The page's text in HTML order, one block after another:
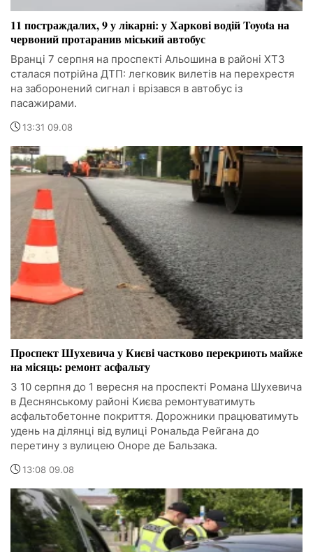
11 постраждалих, 9 у лікарні: у Харкові водій Toyota на
червоний протаранив міський автобус
Вранці 7 серпня на проспекті Альошина в районі ХТЗ
сталася потрійна ДТП: легковик вилетів на перехрестя
на заборонений сигнал і врізався в автобус із
пасажирами.
13:31 09.08
Проспект Шухевича у Києві частково перекриють майже
на місяць: ремонт асфальту
З 10 серпня до 1 вересня на проспекті Романа Шухевича
в Деснянському районі Києва ремонтуватимуть
асфальтобетонне покриття. Дорожники працюватимуть
удень на ділянці від вулиці Рональда Рейгана до
перетину з вулицею Оноре де Бальзака.
13:08 09.08